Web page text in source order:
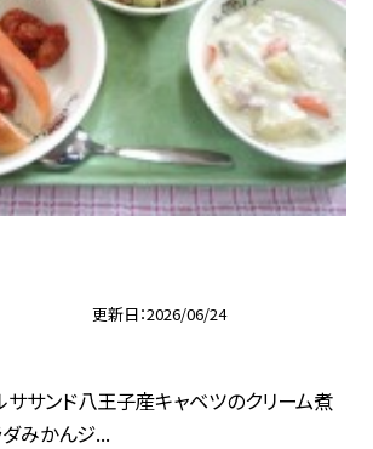
更新日 2026/06/24
ササンド八王子産キャベツのクリーム煮
みかんジ...